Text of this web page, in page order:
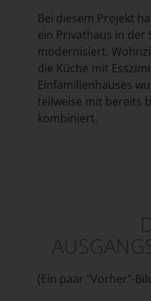
Bei diesem Projekt
ein Privathaus in der
modernisiert.
die Küche mit
Einfamilienhauses
teilweise mit bereits
kombiniert.
(Ein paar "Vorher"-